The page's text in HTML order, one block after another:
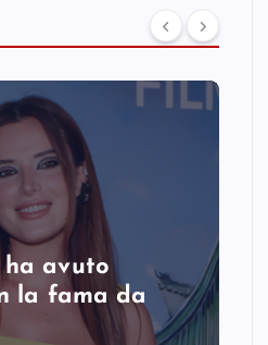
ha avuto
la fama da